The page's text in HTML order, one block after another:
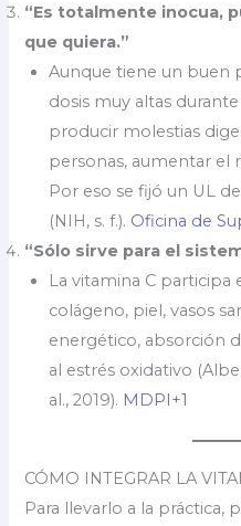
“Es totalmente inocua,
que quiera.”
Aunque tiene un buen
dosis muy altas
producir molestias
personas, aumentar el
Por eso se fijó un UL
(NIH, s. f.). Oficina de
“Sólo sirve para el
La vitamina C
colágeno, piel, vasos
energético, absorción
al estrés oxidativo
al., 2019). MDPI+1
CÓMO INTEGRAR LA
Para llevarlo a la práctica,